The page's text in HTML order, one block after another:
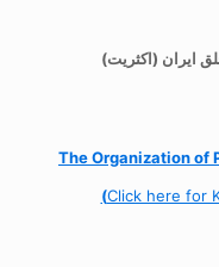
ایران (اکثریت)
The Organization of
(Click here for